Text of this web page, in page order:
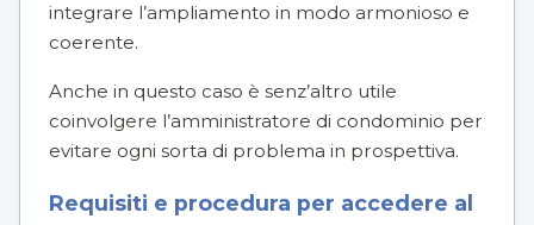
integrare l’ampliamento in modo armonioso e
coerente.
Anche in questo caso è senz’altro utile
coinvolgere l’amministratore di condominio per
evitare ogni sorta di problema in prospettiva.
Requisiti e procedura per accedere al